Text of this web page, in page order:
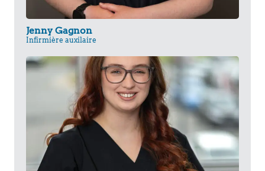
Jenny Gagnon
Infirmière auxilaire